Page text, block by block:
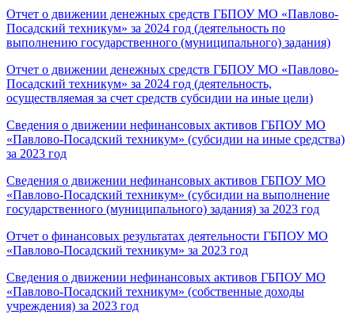
Отчет о движении денежных средств ГБПОУ МО «Павлово-
Посадский техникум» за 2024 год (деятельность по
выполнению государственного (муниципального) задания)
Отчет о движении денежных средств ГБПОУ МО «Павлово-
Посадский техникум» за 2024 год (деятельность,
осуществляемая за счет средств субсидии на иные цели)
Сведения о движении нефинансовых активов ГБПОУ МО
«Павлово-Посадский техникум» (субсидии на иные средства)
за 2023 год
Сведения о движении нефинансовых активов ГБПОУ МО
«Павлово-Посадский техникум» (субсидии на выполнение
государственного (муниципального) задания) за 2023 год
Отчет о финансовых результатах деятельности ГБПОУ МО
«Павлово-Посадский техникум» за 2023 год
Сведения о движении нефинансовых активов ГБПОУ МО
«Павлово-Посадский техникум» (собственные доходы
учреждения) за 2023 год